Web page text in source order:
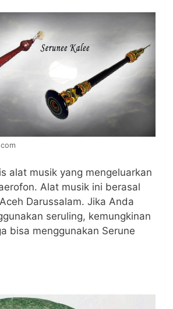
alat musik yang mengeluarkan
Alat musik ini berasal
Darussalam. Jika Anda
seruling, kemungkinan
bisa menggunakan Serune